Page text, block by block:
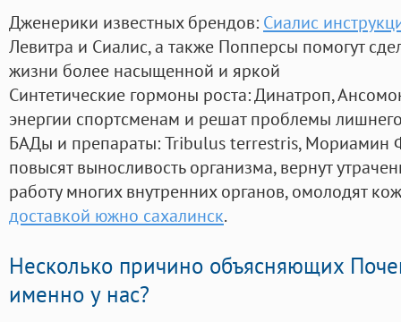
Дженерики известных брендов: Сиалис
Левитра и Сиалис, а также Попперсы помогут
жизни более насыщенной и яркой
Синтетические гормоны роста: Динатроп,
энергии спортсменам и решат проблемы
БАДы и препараты:Tribulus terrestris, Мориамин
повысят выносливость организма, вернут
работу многих внутренних органов, омолодят
доставкой южно сахалинск.
Несколько причино объясняющих
именно у нас?